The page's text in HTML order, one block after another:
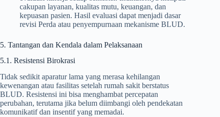
cakupan layanan, kualitas mutu, keuangan, dan
kepuasan pasien. Hasil evaluasi dapat menjadi dasar
revisi Perda atau penyempurnaan mekanisme BLUD.
5. Tantangan dan Kendala dalam Pelaksanaan
5.1. Resistensi Birokrasi
Tidak sedikit aparatur lama yang merasa kehilangan
kewenangan atau fasilitas setelah rumah sakit berstatus
BLUD. Resistensi ini bisa menghambat percepatan
perubahan, terutama jika belum diimbangi oleh pendekatan
komunikatif dan insentif yang memadai.